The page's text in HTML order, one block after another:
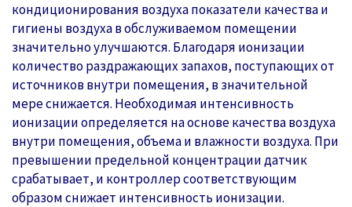
кондиционирования воздуха показатели качества и
гигиены воздуха в обслуживаемом помещении
значительно улучшаются. Благодаря ионизации
количество раздражающих запахов, поступающих от
источников внутри помещения, в значительной
мере снижается. Необходимая интенсивность
ионизации определяется на основе качества воздуха
внутри помещения, объема и влажности воздуха. При
превышении предельной концентрации датчик
срабатывает, и контроллер соответствующим
образом снижает интенсивность ионизации.